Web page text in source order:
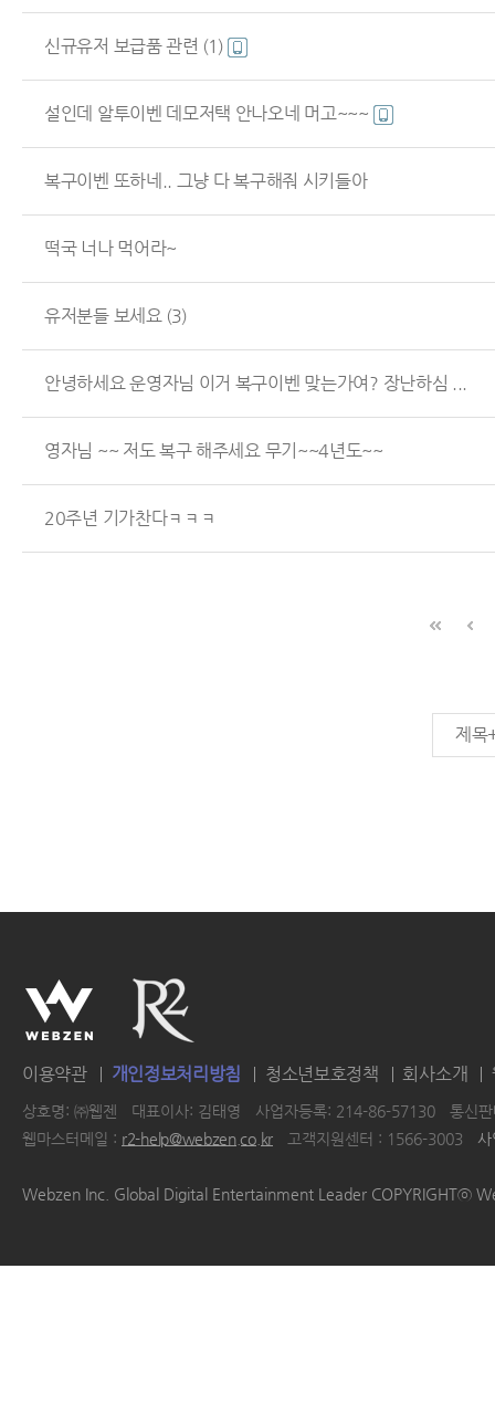
신규유저 보급품 관련 (1)
설인데 알투이벤 데모저택 안나오네 머고~~~
복구이벤 또하네.. 그냥 다 복구해줘 시키들아
떡국 너나 먹어라~
유저분들 보세요 (3)
안녕하세요 운영자님 이거 복구이벤 맞는가여? 장난하심 ...
영자님 ~~ 저도 복구 해주세요 무기~~4년도~~
20주년 기가찬다ㅋㅋㅋ
제목
이용약관 개인정보처리방침 청소년보호정책 회사소개
상호명: ㈜웹젠 대표이사: 김태영 사업자등록: 214-86-57130
통신
웹마스터메일 : r2-help@webzen.co.kr 고객지원센터 : 1566-3003
Webzen Inc. Global Digital Entertainment Leader COPYRIGHTⓒ